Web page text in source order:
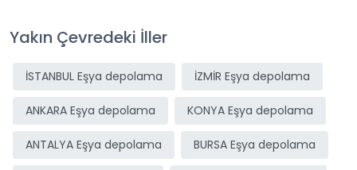
Yakın Çevredeki İller
İSTANBUL Eşya depolama İZMİR Eşya depolama
ANKARA Eşya depolama KONYA Eşya depolama
ANTALYA Eşya depolama BURSA Eşya depolama